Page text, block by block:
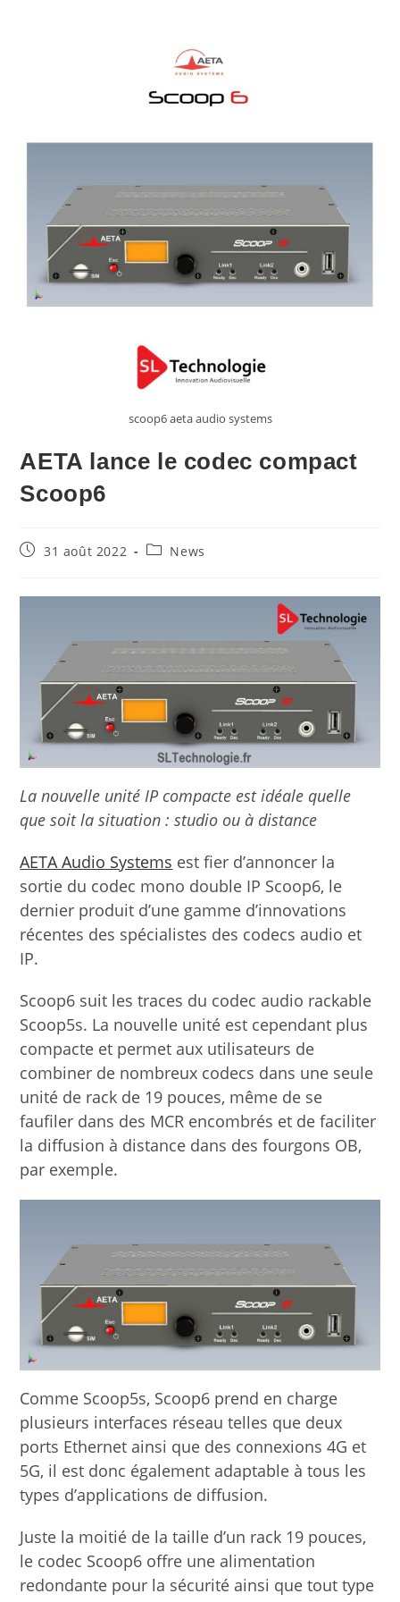
scoop6 aeta audio systems
AETA lance le codec compact
Scoop6
31 août 2022 News
La nouvelle unité IP compacte est idéale quelle
que soit la situation : studio ou à distance
AETA Audio Systems est fier d’annoncer la
sortie du codec mono double IP Scoop6, le
dernier produit d’une gamme d’innovations
récentes des spécialistes des codecs audio et
IP.
Scoop6 suit les traces du codec audio rackable
Scoop5s. La nouvelle unité est cependant plus
compacte et permet aux utilisateurs de
combiner de nombreux codecs dans une seule
unité de rack de 19 pouces, même de se
faufiler dans des MCR encombrés et de faciliter
la diffusion à distance dans des fourgons OB,
par exemple.
Comme Scoop5s, Scoop6 prend en charge
plusieurs interfaces réseau telles que deux
ports Ethernet ainsi que des connexions 4G et
5G, il est donc également adaptable à tous les
types d’applications de diffusion.
Juste la moitié de la taille d’un rack 19 pouces,
le codec Scoop6 offre une alimentation
redondante pour la sécurité ainsi que tout type